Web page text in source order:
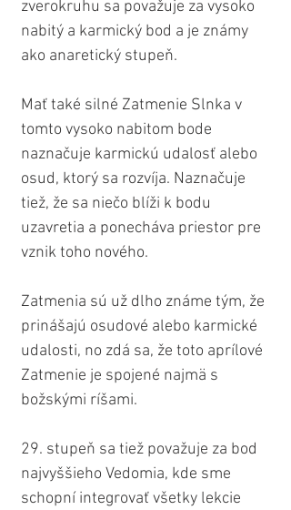
zverokruhu sa považuje za vysoko
nabitý a karmický bod a je známy
ako anaretický stupeň.
Mať také silné Zatmenie Slnka v
tomto vysoko nabitom bode
naznačuje karmickú udalosť alebo
osud, ktorý sa rozvíja. Naznačuje
tiež, že sa niečo blíži k bodu
uzavretia a ponecháva priestor pre
vznik toho nového.
Zatmenia sú už dlho známe tým, že
prinášajú osudové alebo karmické
udalosti, no zdá sa, že toto aprílové
Zatmenie je spojené najmä s
božskými ríšami.
29. stupeň sa tiež považuje za bod
najvyššieho Vedomia, kde sme
schopní integrovať všetky lekcie